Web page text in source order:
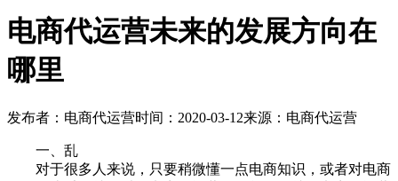
电商代运营未来的发展方向在
哪里
发布者：电商代运营时间：2020-03-12来源：电商代运营
一、乱
对于很多人来说，只要稍微懂一点电商知识，或者对电商